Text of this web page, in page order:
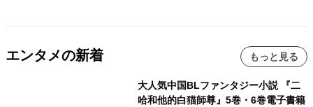
エンタメの新着 もっと見る
大人気中国BLファンタジー小説 『二
哈和他的白猫師尊』5巻・6巻電子書籍